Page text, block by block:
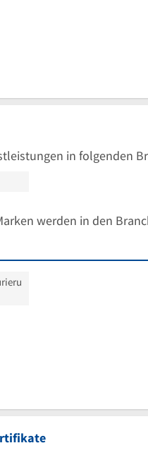
in folgenden
werden in den